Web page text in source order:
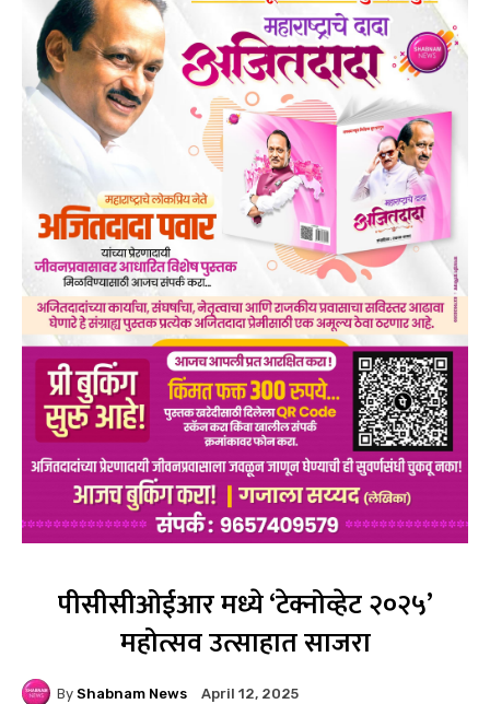
पीसीसीओईआर मध्ये ‘टेक्नोव्हेट २०२५’
महोत्सव उत्साहात साजरा
By Shabnam News April 12, 2025